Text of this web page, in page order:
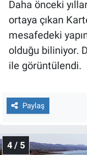
Daha önceki
ortaya çıkan
mesafedeki
olduğu biliniyor.
ile görüntülendi.
Paylaş
4 / 5